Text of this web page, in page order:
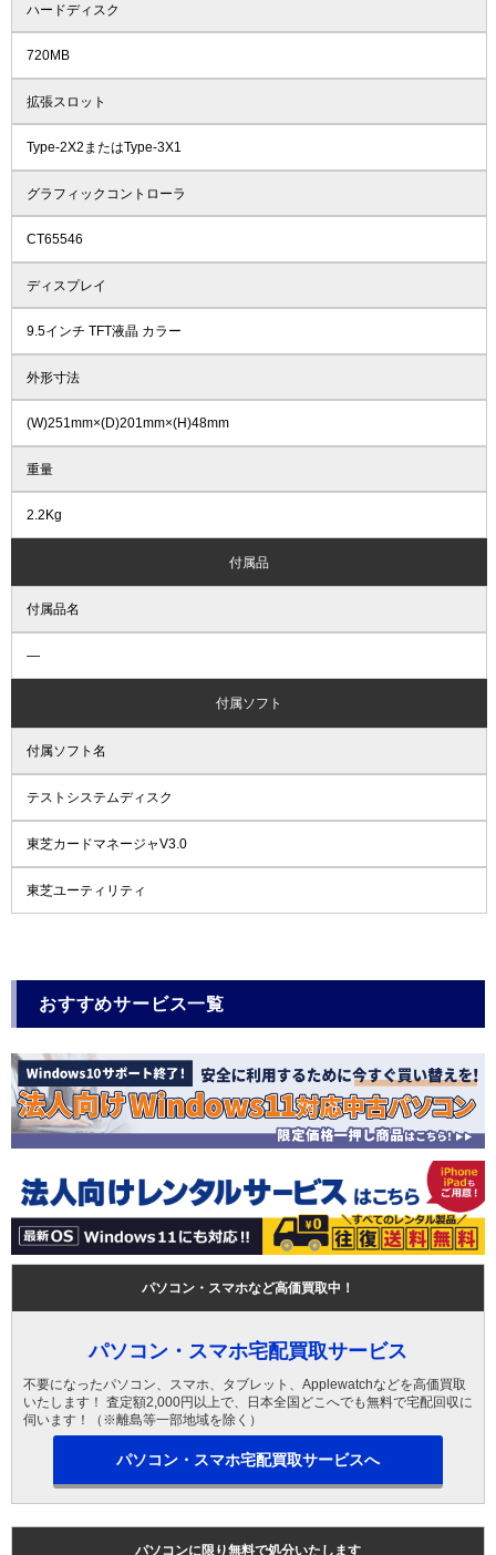
ハードディスク
720MB
拡張スロット
Type-2X2またはType-3X1
グラフィックコントローラ
CT65546
ディスプレイ
9.5インチ TFT液晶 カラー
外形寸法
(W)251mm×(D)201mm×(H)48mm
重量
2.2Kg
付属品
付属品名
―
付属ソフト
付属ソフト名
テストシステムディスク
東芝カードマネージャV3.0
東芝ユーティリティ
おすすめサービス一覧
パソコン・スマホなど高価買取中！
パソコン・スマホ宅配買取サービス
不要になったパソコン、スマホ、タブレット、Applewatchなどを高価買取
いたします！ 査定額2,000円以上で、日本全国どこへでも無料で宅配回収に
伺います！（※離島等一部地域を除く）
パソコン・スマホ宅配買取サービスへ
パソコンに限り無料で処分いたします